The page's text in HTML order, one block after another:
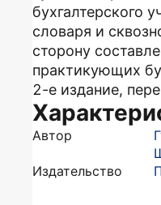
бухгалтерского
словаря и
сторону
практикующих
2-е издание,
Автор
Издательство